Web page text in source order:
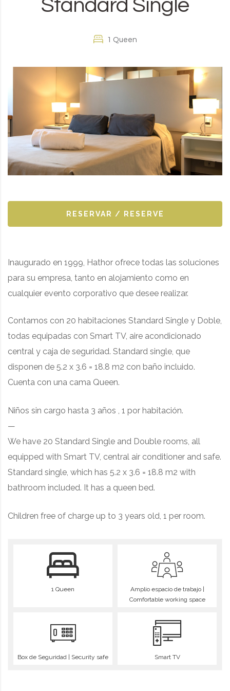
Standard Single
1 Queen
1 Queen
Amplio espacio de trabajo |
Comfortable working space
Box de Seguridad | Security safe Smart TV
Contamos con 20 habitaciones Standard Single y Doble,
todas equipadas con Smart TV, aire acondicionado
central y caja de seguridad. Standard single, que
disponen de 5.2 x 3.6 = 18.8 m2 con baño incluido.
Cuenta con una cama Queen.
Niños sin cargo hasta 3 años , 1 por habitación.
—
We have 20 Standard Single and Double rooms, all
equipped with Smart TV, central air conditioner and safe.
Standard single, which has 5.2 x 3.6 = 18.8 m2 with
bathroom included. It has a queen bed.
Children free of charge up to 3 years old, 1 per room.
RESERVAR / RESERVE
Inaugurado en 1999, Hathor ofrece todas las soluciones
para su empresa, tanto en alojamiento como en
cualquier evento corporativo que desee realizar.